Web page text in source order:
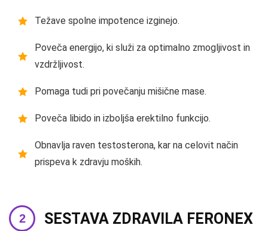
Težave spolne impotence izginejo.
Poveča energijo, ki služi za optimalno zmogljivost in
vzdržljivost.
Pomaga tudi pri povečanju mišične mase.
Poveča libido in izboljša erektilno funkcijo.
Obnavlja raven testosterona, kar na celovit način
prispeva k zdravju moških.
SESTAVA ZDRAVILA FERONEX